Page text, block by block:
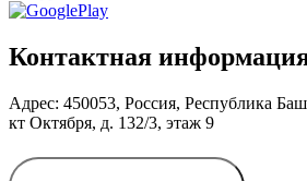
Контактная
Адрес: 450053, Россия, Республика
кт Октября, д. 132/3, этаж 9